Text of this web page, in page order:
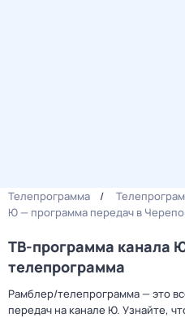
Телепрограмма
Ю — программа передач в
ТВ-программа канала
телепрограмма
Рамблер/телепрограмма — это
передач на канале Ю. Узнайте,